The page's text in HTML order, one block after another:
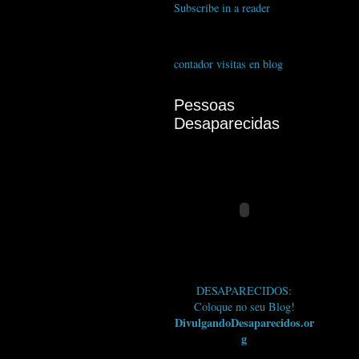
Subscribe in a reader
contador visitas en blog
Pessoas
Desaparecidas
DESAPARECIDOS:
Coloque no seu Blog!
DivulgandoDesaparecidos.or
g